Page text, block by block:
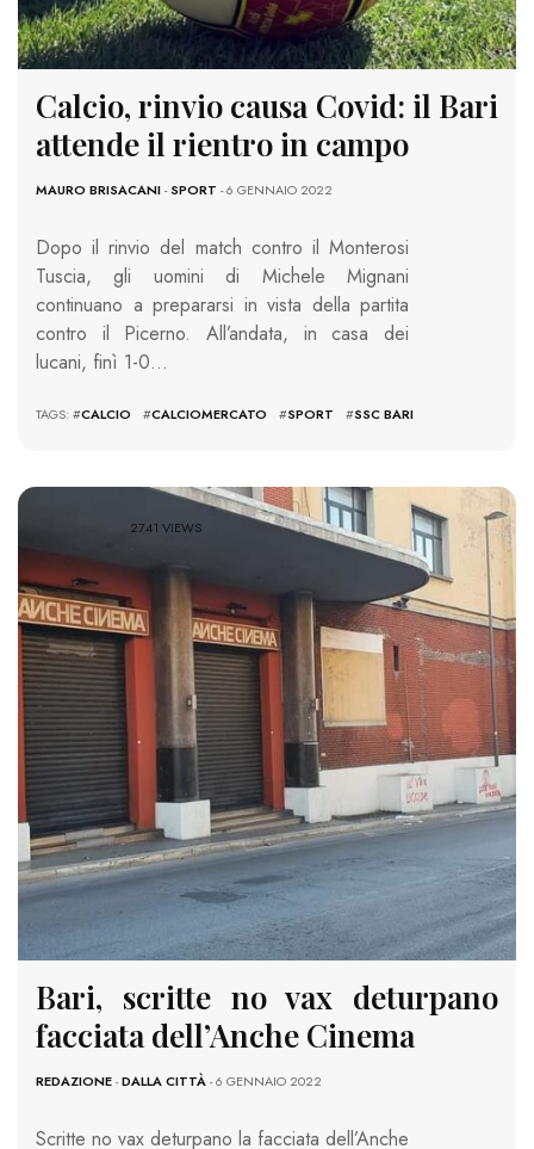
Calcio, rinvio causa Covid: il Bari
attende il rientro in campo
MAURO BRISACANI-SPORT - 6 GENNAIO 2022
Dopo il rinvio del match contro il Monterosi
Tuscia, gli uomini di Michele Mignani
continuano a prepararsi in vista della partita
contro il Picerno. All’andata, in casa dei
lucani, finì 1-0…
TAGS: #CALCIO #CALCIOMERCATO #SPORT #SSC BARI
2741 VIEWS
Bari, scritte no vax deturpano
facciata dell’Anche Cinema
REDAZIONE-DALLA CITTÀ- 6 GENNAIO 2022
Scritte no vax deturpano la facciata dell’Anche